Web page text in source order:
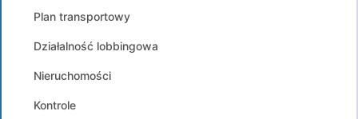
Plan transportowy
Działalność lobbingowa
Nieruchomości
Kontrole